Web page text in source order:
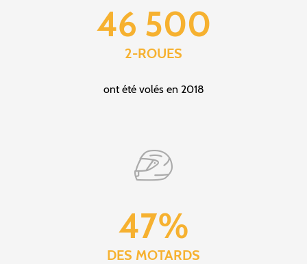
46 500
2-ROUES
ont été volés en 2018
47%
DES MOTARDS